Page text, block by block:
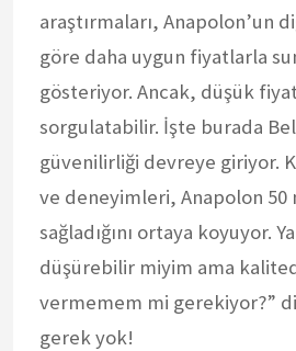
araştırmaları, Anapolon’un
göre daha uygun fiyatlarla
gösteriyor. Ancak, düşük
sorgulatabilir. İşte burada
güvenilirliği devreye giriyor.
ve deneyimleri, Anapolon 50
sağladığını ortaya koyuyor.
düşürebilir miyim ama
vermemem mi gerekiyor?”
gerek yok!